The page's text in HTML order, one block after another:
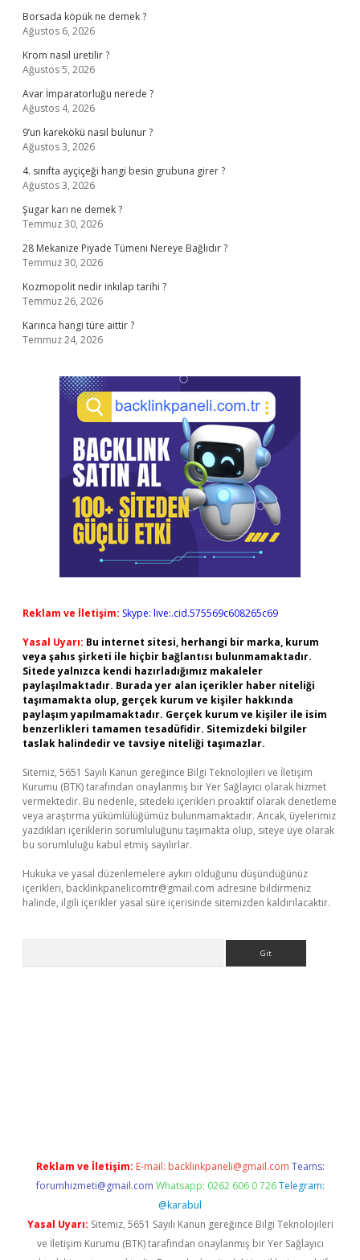
Borsada köpük ne demek ?
Ağustos 6, 2026
Krom nasıl üretilir ?
Ağustos 5, 2026
Avar İmparatorluğu nerede ?
Ağustos 4, 2026
9’un karekökü nasıl bulunur ?
Ağustos 3, 2026
4. sınıfta ayçiçeği hangi besin grubuna girer ?
Ağustos 3, 2026
Şugar karı ne demek ?
Temmuz 30, 2026
28 Mekanize Piyade Tümeni Nereye Bağlıdır ?
Temmuz 30, 2026
Kozmopolit nedir inkılap tarihi ?
Temmuz 26, 2026
Karınca hangi türe aittir ?
Temmuz 24, 2026
Reklam ve İletişim: Skype: live:.cid.575569c608265c69
Yasal Uyarı: Bu internet sitesi, herhangi bir marka, kurum
veya şahıs şirketi ile hiçbir bağlantısı bulunmamaktadır.
Sitede yalnızca kendi hazırladığımız makaleler
paylaşılmaktadır. Burada yer alan içerikler haber niteliği
taşımamakta olup, gerçek kurum ve kişiler hakkında
paylaşım yapılmamaktadır. Gerçek kurum ve kişiler ile isim
benzerlikleri tamamen tesadüfidir. Sitemizdeki bilgiler
taslak halindedir ve tavsiye niteliği taşımazlar.
Sitemiz, 5651 Sayılı Kanun gereğince Bilgi Teknolojileri ve İletişim
Kurumu (BTK) tarafından onaylanmış bir Yer Sağlayıcı olarak hizmet
vermektedir. Bu nedenle, sitedeki içerikleri proaktif olarak denetleme
veya araştırma yükümlülüğümüz bulunmamaktadır. Ancak, üyelerimiz
yazdıkları içeriklerin sorumluluğunu taşımakta olup, siteye üye olarak
bu sorumluluğu kabul etmiş sayılırlar.
Hukuka ve yasal düzenlemelere aykırı olduğunu düşündüğünüz
içerikleri, backlinkpanelicomtr@gmail.com adresine bildirmeniz
halinde, ilgili içerikler yasal süre içerisinde sitemizden kaldırılacaktır.
Reklam ve İletişim: E-mail: backlinkpaneli@gmail.com Teams:
forumhizmeti@gmail.com Whatsapp: 0262 606 0 726 Telegram:
@karabul
Yasal Uyarı: Sitemiz, 5651 Sayılı Kanun gereğince Bilgi Teknolojileri
ve İletişim Kurumu (BTK) tarafından onaylanmış bir Yer Sağlayıcı